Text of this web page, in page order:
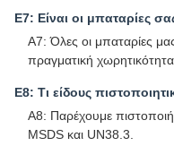
Ε7: Είναι οι μπαταρίες
A7: Όλες οι μπαταρίες
πραγματική χωρητικότητα.
Ε8: Τι είδους
A8: Παρέχουμε
MSDS και UN38.3.